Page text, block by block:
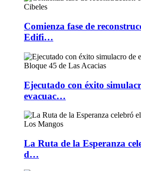
Comienza fase de
Edifi…
Ejecutado con éxito
evacuac…
La Ruta de la Esperanza
d…